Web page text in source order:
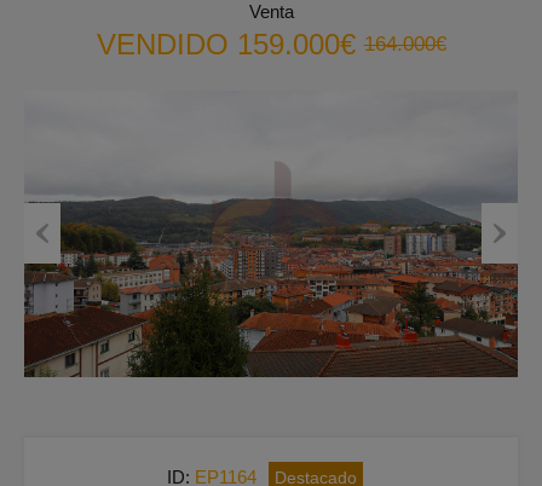
Venta
VENDIDO 159.000€ 164.000€
Previous Next
ID: EP1164 Destacado